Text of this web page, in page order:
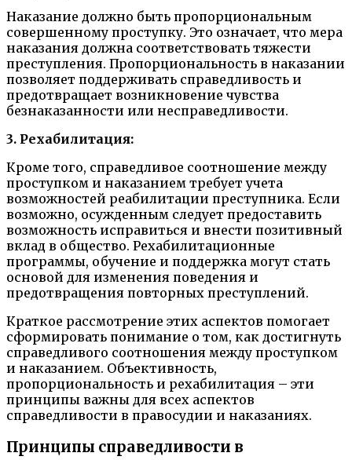
Наказание должно быть пропорциональным
совершенному проступку. Это означает, что мера
наказания должна соответствовать тяжести
преступления. Пропорциональность в наказании
позволяет поддерживать справедливость и
предотвращает возникновение чувства
безнаказанности или несправедливости.
3. Рехабилитация:
Кроме того, справедливое соотношение между
проступком и наказанием требует учета
возможностей реабилитации преступника. Если
возможно, осужденным следует предоставить
возможность исправиться и внести позитивный
вклад в общество. Рехабилитационные
программы, обучение и поддержка могут стать
основой для изменения поведения и
предотвращения повторных преступлений.
Краткое рассмотрение этих аспектов помогает
сформировать понимание о том, как достигнуть
справедливого соотношения между проступком
и наказанием. Объективность,
пропорциональность и рехабилитация – эти
принципы важны для всех аспектов
справедливости в правосудии и наказаниях.
Принципы справедливости в